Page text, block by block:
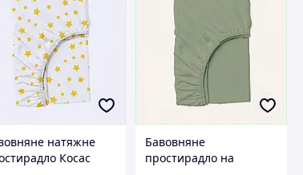
натяжне
Косас
Бавовняне
простирадло на